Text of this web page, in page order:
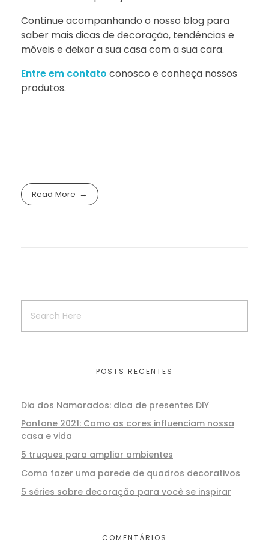
Continue acompanhando o nosso blog para
saber mais dicas de decoração, tendências e
móveis e deixar a sua casa com a sua cara.
Entre em contato conosco e conheça nossos
produtos.
Read More
POSTS RECENTES
Dia dos Namorados: dica de presentes DIY
Pantone 2021: Como as cores influenciam nossa
casa e vida
5 truques para ampliar ambientes
Como fazer uma parede de quadros decorativos
5 séries sobre decoração para você se inspirar
COMENTÁRIOS